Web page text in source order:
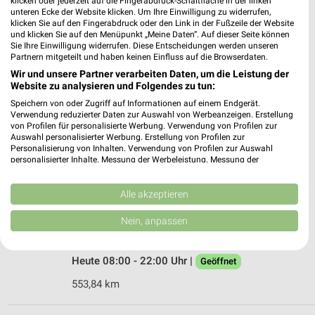
609,62 km • Angebote: 4 Prospekte
Friedrichsbad - Kannewischer Collection Baden-
Baden
Römerplatz 1
76530 Baden-Baden
Heute 09:00 - 22:00 Uhr | Geöffnet
553,84 km
❯
Caracalla Therme - Kannewischer Collection
Baden-Baden
Römerplatz 1
Heute 08:00 - 22:00 Uhr |
Geöffnet
553,84 km
unteren Ecke der Website klicken. Um Ihre Einwilligung zu widerrufen,
klicken Sie auf den Fingerabdruck oder den Link in der Fußzeile der Website
und klicken Sie auf den Menüpunkt „Meine Daten“. Auf dieser Seite können
Sie Ihre Einwilligung widerrufen. Diese Entscheidungen werden unseren
Partnern mitgeteilt und haben keinen Einfluss auf die Browserdaten.
Wir und unsere Partner verarbeiten Daten, um die Leistung der
Website zu analysieren und Folgendes zu tun:
Speichern von oder Zugriff auf Informationen auf einem Endgerät.
Verwendung reduzierter Daten zur Auswahl von Werbeanzeigen. Erstellung
von Profilen für personalisierte Werbung. Verwendung von Profilen zur
Auswahl personalisierter Werbung. Erstellung von Profilen zur
Personalisierung von Inhalten. Verwendung von Profilen zur Auswahl
personalisierter Inhalte. Messung der Werbeleistung. Messung der
Kombinationen von Daten aus verschiedenen Quellen. Entwicklung und
Verbesserung der Angebote. Verwendung reduzierter Daten zur Auswahl
von Inhalten.
Daten können außerhalb der Europäischen Union weitergegeben und in die
USA gesendet werden.
Website/App.
Wir nutzen Ihre Daten für folgende Zwecke:
Alle akzeptieren
Nein, anpassen